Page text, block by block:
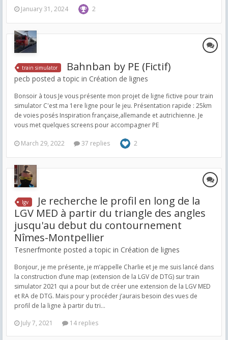
January 31, 2024 2
train simulator Bahnban by PE (Fictif)
pecb posted a topic in Création de lignes
Bonsoir à tous Je vous présente mon projet de ligne fictive pour train
simulator C'est ma 1ere ligne pour le jeu. Présentation rapide : 25km
de voies posés Inspiration française,allemande et autrichienne. Je
vous met quelques screens pour accompagner PE
March 29, 2022 37 replies 2
lgv
Je recherche le profil en long de la
LGV MED à partir du triangle des angles
jusqu'au debut du contournement
Nîmes-Montpellier
Tesnerfmonte posted a topic in Création de lignes
Bonjour, je me présente, je m’appelle Charlie et je me suis lancé dans
la construction d’une map (extension de la LGV de DTG) sur train
simulator 2021 qui a pour but de créer une extension de la LGV MED
et RA de DTG. Mais pour y procéder j’aurais besoin des vues de
profil de la ligne à partir du tri...
July 7, 2021
14 replies